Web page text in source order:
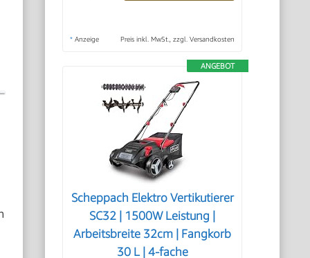
* Anzeige Preis inkl. MwSt., zzgl. Versandkosten
ANGEBOT
Scheppach Elektro Vertikutierer
SC32 | 1500W Leistung |
Arbeitsbreite 32cm | Fangkorb
30 L | 4-fache